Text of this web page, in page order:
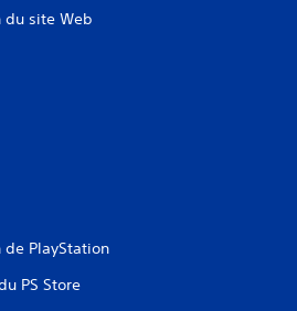
site Web
PlayStation
PS Store